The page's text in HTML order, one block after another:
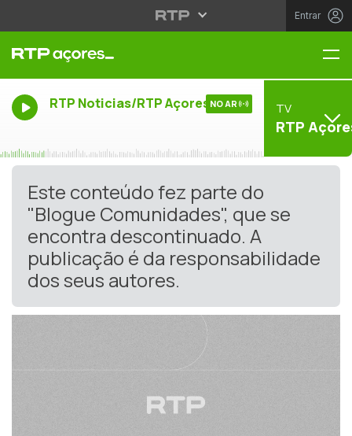
Entrar
RTP Noticias/RTP Açores NO AR TV
RTP
Este conteúdo fez parte do
"Blogue Comunidades", que se
encontra descontinuado. A
publicação é da responsabilidade
dos seus autores.